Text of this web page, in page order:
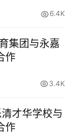
6.4K
集团与永嘉
作
3.4K
才华学校与
作